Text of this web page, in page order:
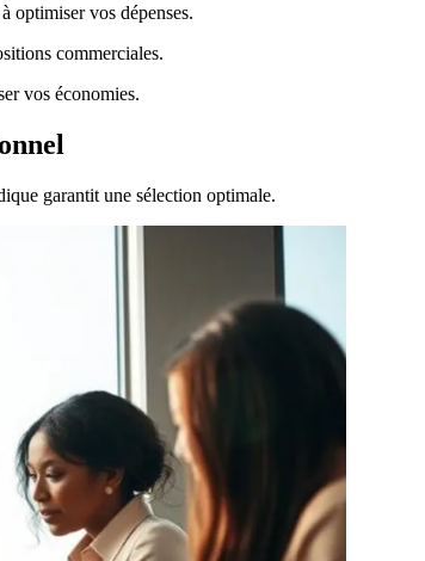
optimiser vos dépenses.
commerciales.
vos économies.
garantit une sélection optimale.